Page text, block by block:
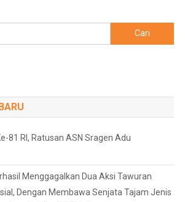
untuk:
81 RI, Ratusan ASN Sragen Adu
Menggagalkan Dua Aksi Tawuran
Dengan Membawa Senjata Tajam Jenis